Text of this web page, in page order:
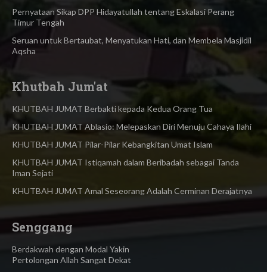
Pernyataan Sikap DPP Hidayatullah tentang Eskalasi Perang
Timur Tengah
Seruan untuk Bertaubat, Menyatukan Hati, dan Membela Masjidil
Aqsha
Khutbah Jum'at
KHUTBAH JUMAT Berbakti kepada Kedua Orang Tua
KHUTBAH JUMAT Ablasio: Melepaskan Diri Menuju Cahaya Ilahi
KHUTBAH JUMAT Pilar-Pilar Kebangkitan Umat Islam
KHUTBAH JUMAT Istiqamah dalam Beribadah sebagai Tanda
Iman Sejati
KHUTBAH JUMAT Amal Seseorang Adalah Cerminan Derajatnya
Senggang
Berdakwah dengan Modal Yakin
Pertolongan Allah Sangat Dekat